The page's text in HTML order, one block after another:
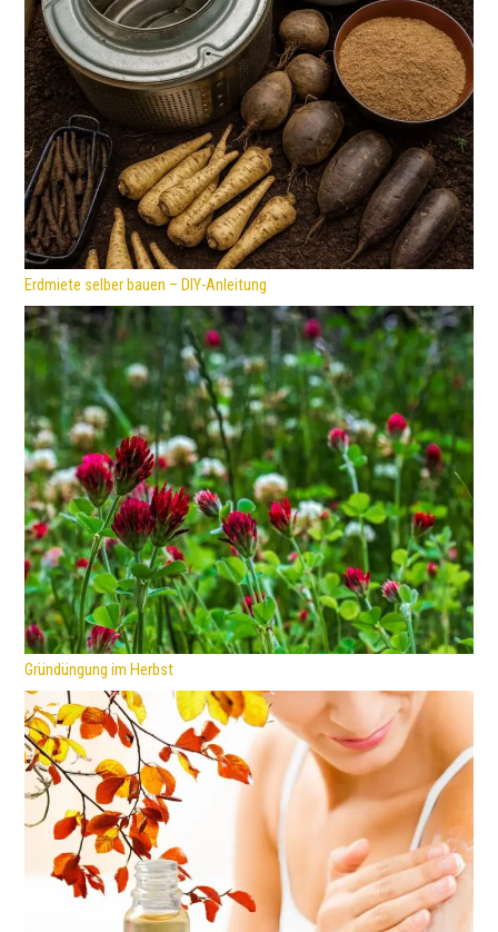
Erdmiete selber bauen – DIY-Anleitung
Gründüngung im Herbst